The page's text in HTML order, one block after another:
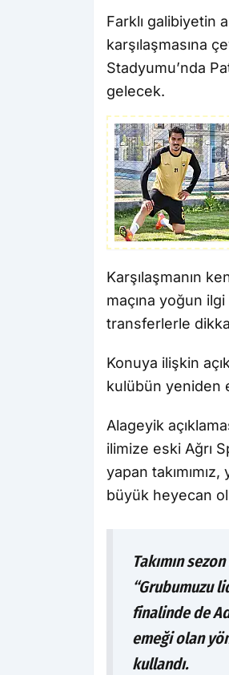
Farklı galibiyetin
karşılaşmasına
Stadyumu’nda
gelecek.
Karşılaşmanın
maçına yoğun
transferlerle
Konuya ilişkin
kulübün yeniden
Alageyik
ilimize eski Ağrı
yapan
büyük heyecan
Takımın
“Grubumuzu
finalinde de
emeği olan
kullandı.